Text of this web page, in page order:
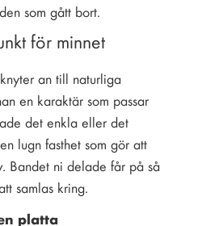
som gått bort.
för minnet
an till naturliga
en karaktär som passar
det enkla eller det
lugn fasthet som gör att
Bandet ni delade får på så
samlas kring.
platta